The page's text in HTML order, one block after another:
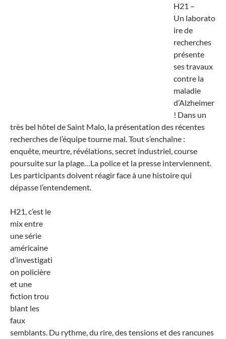
H21 –
Un laborato
ire de
recherches
présente
ses travaux
contre la
maladie
d’Alzheimer
! Dans un
très bel hôtel de Saint Malo, la présentation des récentes
recherches de l’équipe tourne mal. Tout s’enchaîne :
enquête, meurtre, révélations, secret industriel, course
poursuite sur la plage…La police et la presse interviennent.
Les participants doivent réagir face à une histoire qui
dépasse l’entendement.
H21, c’est le
mix entre
une série
américaine
d’investigati
on policière
et une
fiction trou
blant les
faux
semblants. Du rythme, du rire, des tensions et des rancunes